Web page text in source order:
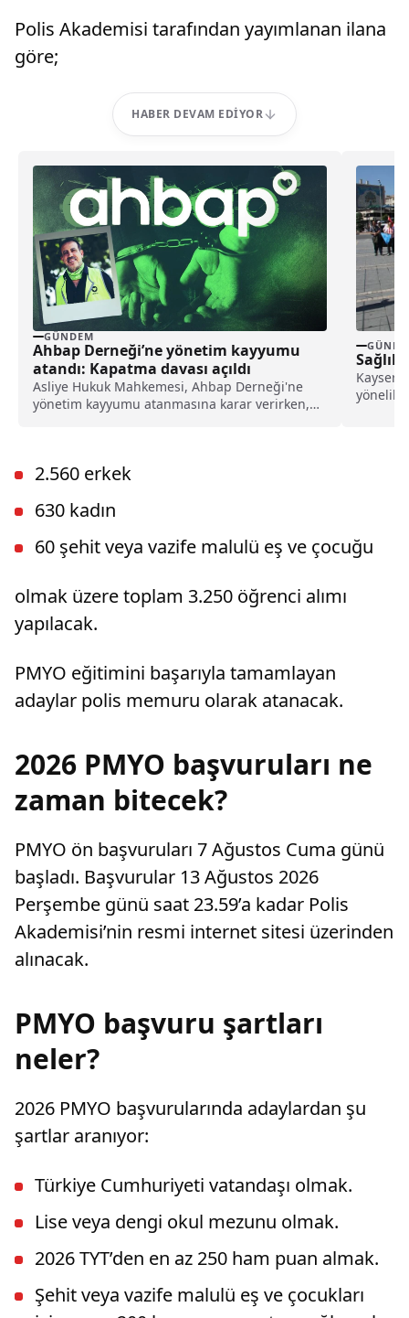
Polis Akademisi tarafından yayımlanan ilana
göre;
HABER DEVAM EDIYOR
GÜNDEM
Ahbap Derneği’ne yönetim kayyumu
atandı: Kapatma davası açıldı
Asliye Hukuk Mahkemesi, Ahbap Derneği'ne
yönetim kayyumu atanmasına karar verirken,
Sağlık
yönelik
2.560 erkek
630 kadın
60 şehit veya vazife malulü eş ve çocuğu
olmak üzere toplam 3.250 öğrenci alımı
yapılacak.
PMYO eğitimini başarıyla tamamlayan
adaylar polis memuru olarak atanacak.
2026 PMYO başvuruları ne
zaman bitecek?
PMYO ön başvuruları 7 Ağustos Cuma günü
başladı. Başvurular 13 Ağustos 2026
Perşembe günü saat 23.59’a kadar Polis
Akademisi’nin resmi internet sitesi üzerinden
alınacak.
PMYO başvuru şartları
neler?
2026 PMYO başvurularında adaylardan şu
şartlar aranıyor:
Türkiye Cumhuriyeti vatandaşı olmak.
Lise veya dengi okul mezunu olmak.
2026 TYT’den en az 250 ham puan almak.
Şehit veya vazife malulü eş ve çocukları